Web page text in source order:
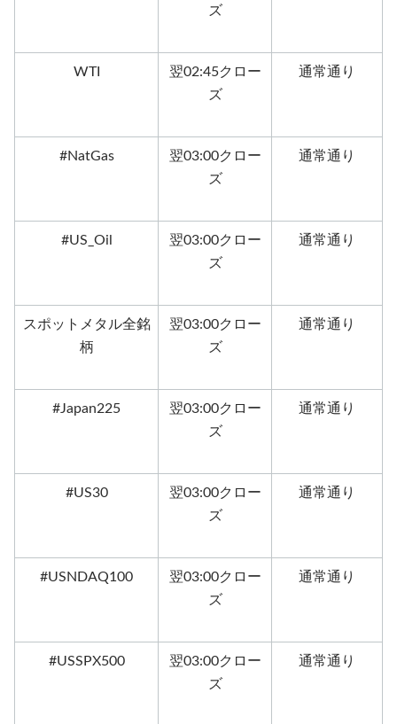
ズ
WTI
翌02:45クロー
ズ
通常通り
#NatGas
翌03:00クロー
ズ
通常通り
#US_Oil
翌03:00クロー
ズ
通常通り
スポットメタル全銘
柄
翌03:00クロー
ズ
通常通り
#Japan225
翌03:00クロー
ズ
通常通り
#US30
翌03:00クロー
ズ
通常通り
#USNDAQ100
翌03:00クロー
ズ
通常通り
#USSPX500
翌03:00クロー
ズ
通常通り